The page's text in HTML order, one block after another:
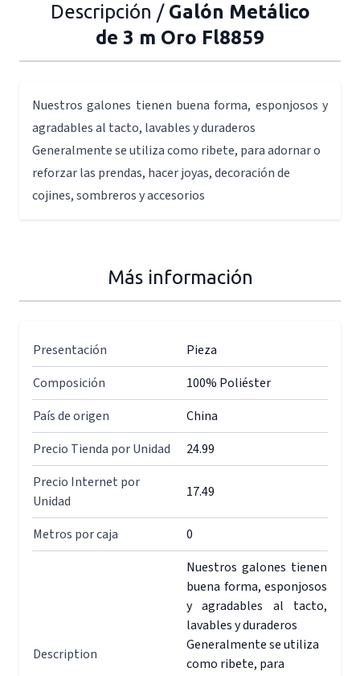
Descripción / Galón Metálico
de 3 m Oro Fl8859
Nuestros galones tienen buena forma, esponjosos y
agradables al tacto, lavables y duraderos
Generalmente se utiliza como ribete, para adornar o
reforzar las prendas, hacer joyas, decoración de
cojines, sombreros y accesorios
Más información
Presentación
Pieza
Composición
100% Poliéster
País de origen
China
Precio Tienda por Unidad
24.99
Precio Internet por
Unidad
17.49
Metros por caja 0
Description
Nuestros galones tienen
buena forma, esponjosos
y agradables al tacto,
lavables y duraderos
Generalmente se utiliza
como ribete, para